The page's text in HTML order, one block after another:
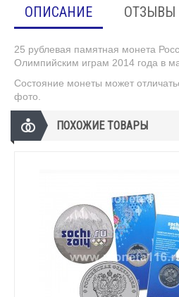
ОПИСАНИЕ ОТЗЫВЫ
25 рублевая памятная монета
Олимпийским играм 2014 года в
Состояние монеты может
фото.
ПОХОЖИЕ ТОВАРЫ